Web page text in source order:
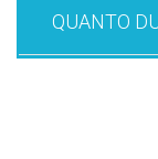
QUANTO